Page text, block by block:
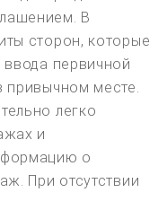
В
сторон, которые
ввода первичной
месте.
легко
и
о
При отсутствии